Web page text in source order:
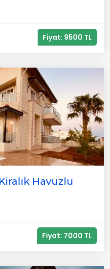
Fiyat: 9500 TL
Havuzlu
Fiyat: 7000 TL